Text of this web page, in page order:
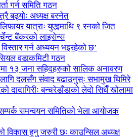
गर्न समिति गठन
बढ्योः अध्यक्ष बस्नेत
यात्राः युएइमाथि ९ रनको जित
बैंकरको लाइसेन्स
गर्न अध्ययन भइरहेको छ’
वडाकमिटी गठन
१३ जना सहिदहरुको सालिक अनावरण
दलसँग संवाद बढाउनुस्ः सभामुख घिमिरे
दादागिरीः बन्चरेडाँडाको लेदो सिधैँ खोलामा
समन्वयन समितिको भेला आयोजक
विकास हुनु जरुरी छः काउन्सिल अध्यक्ष